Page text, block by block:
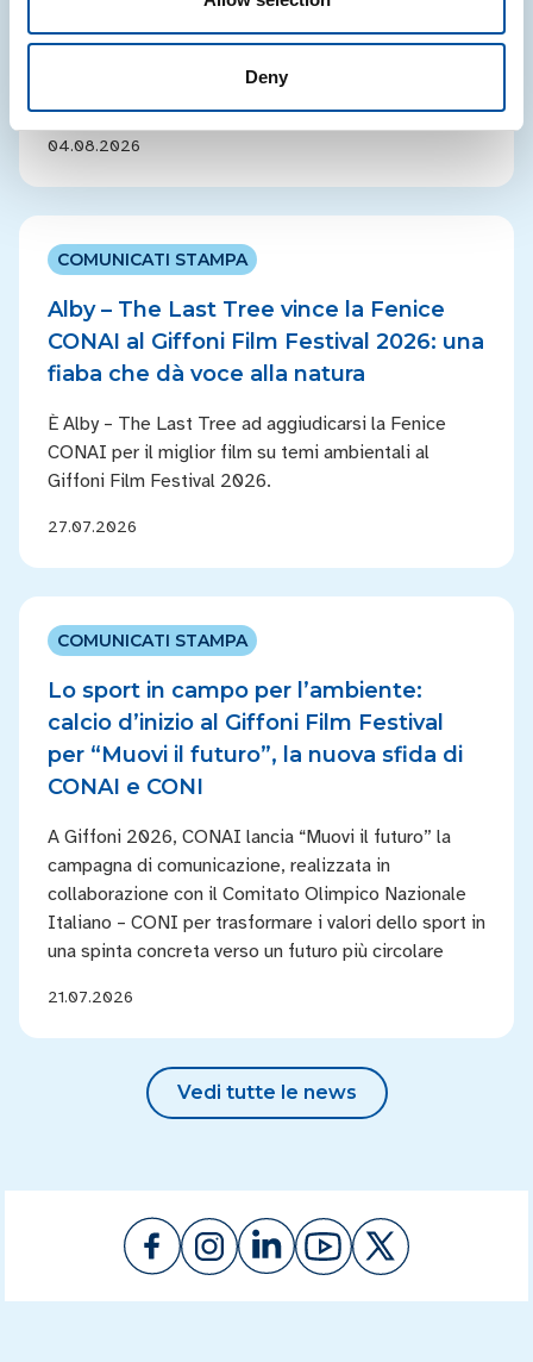
Deny
sull'Oglio (Brescia) e la scuola primaria Allegretto di
Nuzio di Fabriano (Ancona) le vincitrici dell'edizione
04.08.2026
COMUNICATI STAMPA
Alby – The Last Tree vince la Fenice
CONAI al Giffoni Film Festival 2026: una
fiaba che dà voce alla natura
È Alby – The Last Tree ad aggiudicarsi la Fenice
CONAI per il miglior film su temi ambientali al
Giffoni Film Festival 2026.
27.07.2026
COMUNICATI STAMPA
Lo sport in campo per l’ambiente:
calcio d’inizio al Giffoni Film Festival
per “Muovi il futuro”, la nuova sfida di
CONAI e CONI
A Giffoni 2026, CONAI lancia “Muovi il futuro” la
campagna di comunicazione, realizzata in
collaborazione con il Comitato Olimpico Nazionale
Italiano – CONI per trasformare i valori dello sport in
una spinta concreta verso un futuro più circolare
21.07.2026
Vedi tutte le news